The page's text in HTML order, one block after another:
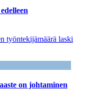
työntekijämäärä laski
on johtaminen